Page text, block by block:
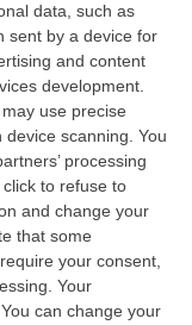
data, such as
sent by a device for
and content
development.
use precise
scanning. You
processing
to refuse to
and change your
that some
your consent,
Your
can change your
ricostruito
di
di credito
su
di